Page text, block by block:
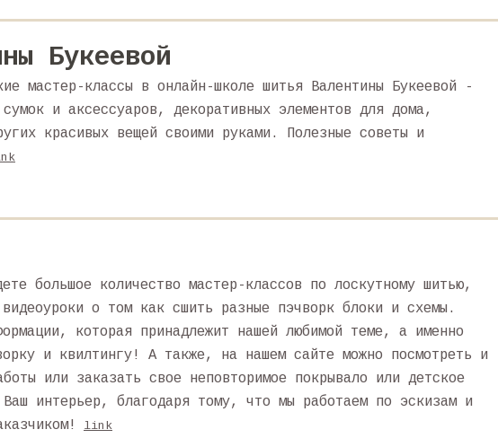
Букеевой
мастер-классы в онлайн-школе шитья Валентины Букеевой -
и аксессуаров, декоративных элементов для дома,
красивых вещей своими руками. Полезные советы и
большое количество мастер-классов по лоскутному шитью,
о том как сшить разные пэчворк блоки и схемы.
которая принадлежит нашей любимой теме, а именно
и квилтингу! А также, на нашем сайте можно посмотреть и
или заказать свое неповторимое покрывало или детское
интерьер, благодаря тому, что мы работаем по эскизам и
link